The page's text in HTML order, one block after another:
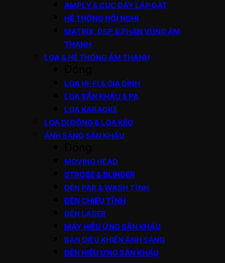
AMPLY & CỤC ĐẨY LẮP ĐẶT
HỆ THỐNG HỘI NGHỊ
MATRIX, DSP & PHÂN VÙNG ÂM
THANH
LOA & HỆ THỐNG ÂM THANH
LOA HI-FI & GIA ĐÌNH
LOA SÂN KHẤU & PA
LOA KARAOKE
LOA DI ĐỘNG & LOA KÉO
ÁNH SÁNG SÂN KHẤU
MOVING HEAD
STROBE & BLINDER
ĐÈN PAR & WASH TĨNH
ĐÈN CHIẾU TĨNH
ĐÈN LASER
MÁY HIỆU ỨNG SÂN KHẤU
BÀN ĐIỀU KHIỂN ÁNH SÁNG
ĐÈN HIỆU ỨNG SÂN KHẤU